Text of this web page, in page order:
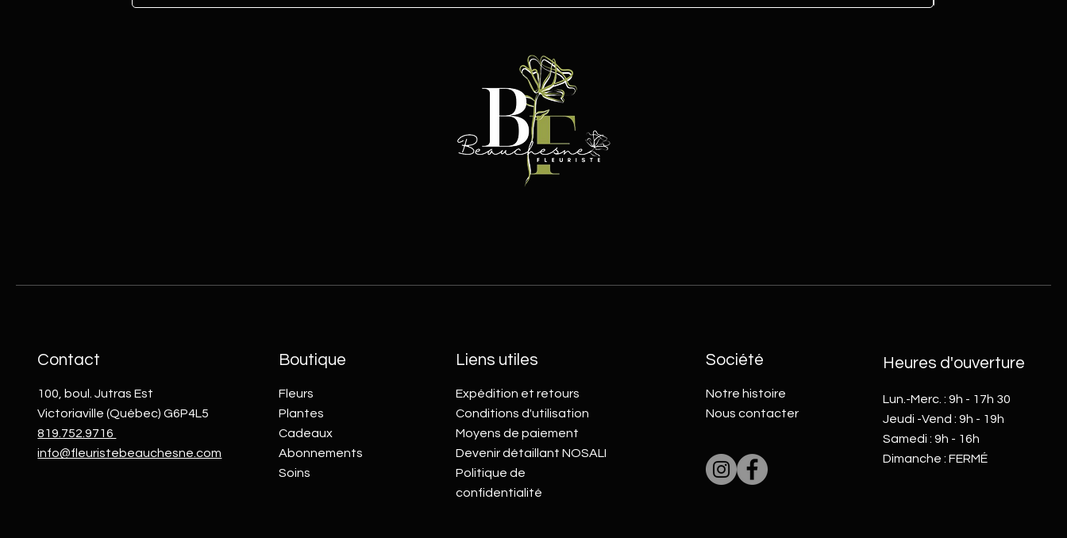
Contact
100, boul. Jutras Est
Victoriaville (Québec) G6P4L5
819.752.9716
info@fleuristebeauchesne.com
Boutique
Fleurs
Plantes
Cadeaux
Abonnements
Soins
Liens utiles
Expédition et retours
Conditions d'utilisation
Moyens de paiement
Devenir détaillant NOSALI
Politique de
confidentialité
Société
Notre histoire
Nous contacter
Heures d'ouverture
Lun.-Merc. : 9h - 17h 30
​​Jeudi -Vend : 9h - 19h
Samedi : 9h - 16h
Dimanche : FERMÉ